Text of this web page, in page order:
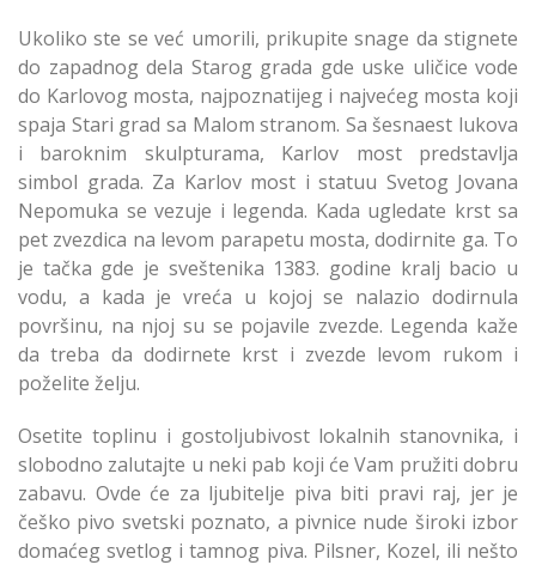
Ukoliko ste se već umorili, prikupite snage da stignete
do zapadnog dela Starog grada gde uske uličice vode
do Karlovog mosta, najpoznatijeg i najvećeg mosta koji
spaja Stari grad sa Malom stranom. Sa šesnaest lukova
i baroknim skulpturama, Karlov most predstavlja
simbol grada. Za Karlov most i statuu Svetog Jovana
Nepomuka se vezuje i legenda. Kada ugledate krst sa
pet zvezdica na levom parapetu mosta, dodirnite ga. To
je tačka gde je sveštenika 1383. godine kralj bacio u
vodu, a kada je vreća u kojoj se nalazio dodirnula
površinu, na njoj su se pojavile zvezde. Legenda kaže
da treba da dodirnete krst i zvezde levom rukom i
poželite želju.
Osetite toplinu i gostoljubivost lokalnih stanovnika, i
slobodno zalutajte u neki pab koji će Vam pružiti dobru
zabavu. Ovde će za ljubitelje piva biti pravi raj, jer je
češko pivo svetski poznato, a pivnice nude široki izbor
domaćeg svetlog i tamnog piva. Pilsner, Kozel, ili nešto